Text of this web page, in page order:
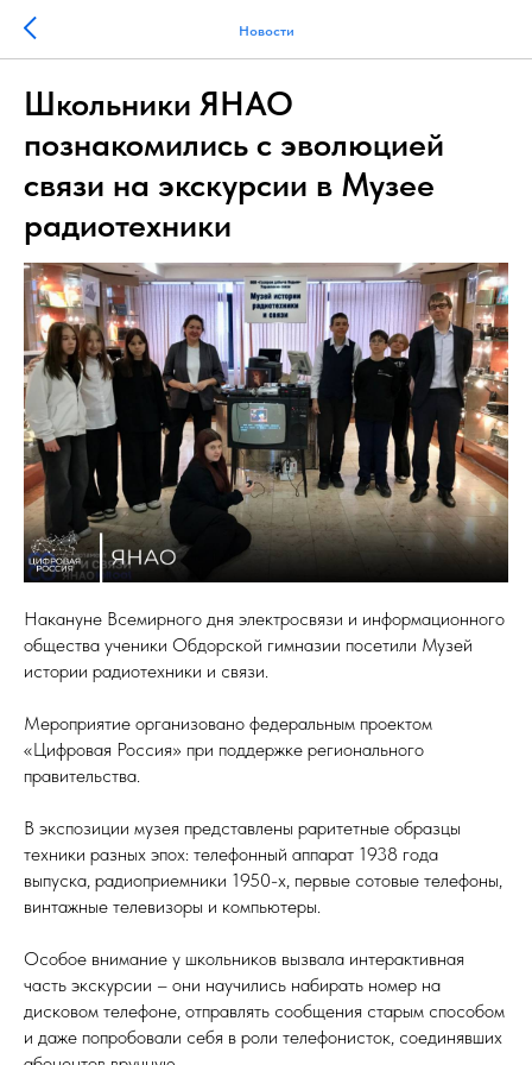
Новости
Школьники ЯНАО
познакомились с эволюцией
связи на экскурсии в Музее
радиотехники
Накануне Всемирного дня электросвязи и информационного
общества ученики Обдорской гимназии посетили Музей
истории радиотехники и связи.
Мероприятие организовано федеральным проектом
«Цифровая Россия» при поддержке регионального
правительства.
В экспозиции музея представлены раритетные образцы
техники разных эпох: телефонный аппарат 1938 года
выпуска, радиоприемники 1950-х, первые сотовые телефоны,
винтажные телевизоры и компьютеры.
Особое внимание у школьников вызвала интерактивная
часть экскурсии – они научились набирать номер на
дисковом телефоне, отправлять сообщения старым способом
и даже попробовали себя в роли телефонисток, соединявших